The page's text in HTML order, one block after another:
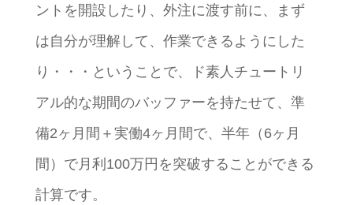
ントを開設したり、外注に渡す前に、まず
は自分が理解して、作業できるようにした
り・・・ということで、ド素人チュートリ
アル的な期間のバッファーを持たせて、準
備2ヶ月間＋実働4ヶ月間で、半年（6ヶ月
間）で月利100万円を突破することができる
計算です。